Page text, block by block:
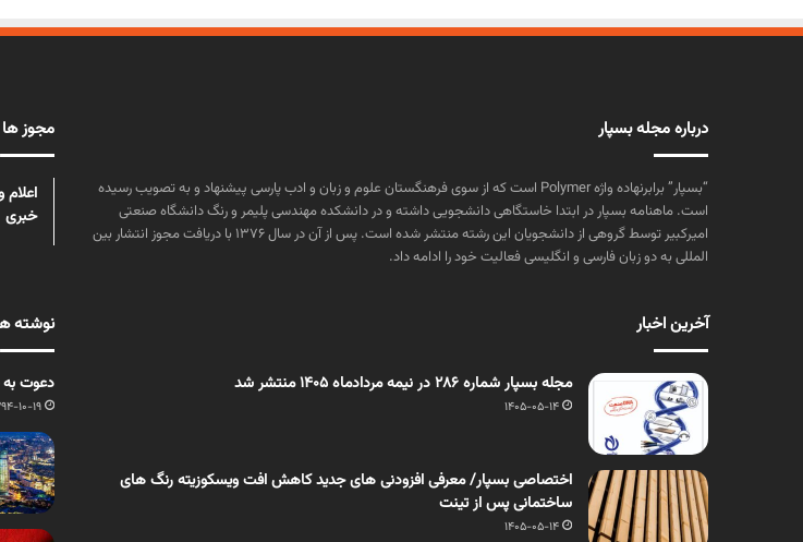
درباره مجله بسپار
“بسپار” برابرنهاده واژه Polymer است که از سوی فرهنگستان علوم و زبان و ادب پارسی پیشنهاد و به تصویب رسیده
است. ماهنامه بسپار در ابتدا خاستگاهی دانشجویی داشته و در دانشکده مهندسی پلیمر و رنگ دانشگاه صنعتی
امیرکبیر توسط گروهی از دانشجویان این رشته منتشر شده است. پس از آن در سال ۱۳۷۶ با دریافت مجوز انتشار بین
المللی به دو زبان فارسی و انگلیسی فعالیت خود را ادامه داد.
مجوز ها
خبری
آخرین اخبار
مجله بسپار شماره 286 در نیمه مردادماه 1405 منتشر شد
1405-05-14
اختصاصی بسپار/ معرفی افزودنی های جدید کاهش افت ویسکوزیته رنگ های
ساختمانی پس از تینت
1405-05-14
نوشته
دعوت به
10-19